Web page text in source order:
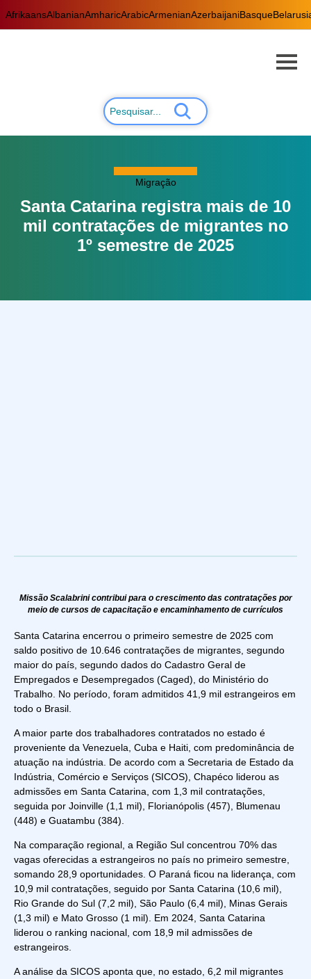
AfrikaansAlbanianAmharicArabicArmenianAzerbaijaniBasque
Migração
Santa Catarina registra mais de 10
mil contratações de migrantes no
1º semestre de 2025
Missão Scalabrini contribui para o crescimento das contratações por
meio de cursos de capacitação e encaminhamento de currículos
Santa Catarina encerrou o primeiro semestre de 2025 com
saldo positivo de 10.646 contratações de migrantes , segundo
maior do país, segundo dados do Cadastro Geral de
Empregados e Desempregados (Caged), do Ministério do
Trabalho. No período, foram admitidos 41,9 mil estrangeiros em
todo o Brasil.
A maior parte dos trabalhadores contratados no estado é
proveniente da Venezuela, Cuba e Haiti, com predominância de
atuação na indústria. De acordo com a Secretaria de Estado da
Indústria, Comércio e Serviços (SICOS), Chapéco liderou as
admissões em Santa Catarina, com 1,3 mil contratações,
seguida por Joinville (1,1 mil), Florianópolis (457), Blumenau
(448) e Guatambu (384).
Na comparação regional, a Região Sul concentrou 70% das
vagas oferecidas a estrangeiros no país no primeiro semestre,
somando 28,9 oportunidades. O Paraná ficou na liderança, com
10,9 mil contratações, seguido por Santa Catarina (10,6 mil),
Rio Grande do Sul (7,2 mil), São Paulo (6,4 mil), Minas Gerais
(1,3 mil) e Mato Grosso (1 mil). Em 2024, Santa Catarina
liderou o ranking nacional, com 18,9 mil admissões de
estrangeiros.
A análise da SICOS aponta que, no estado, 6,2 mil migrantes